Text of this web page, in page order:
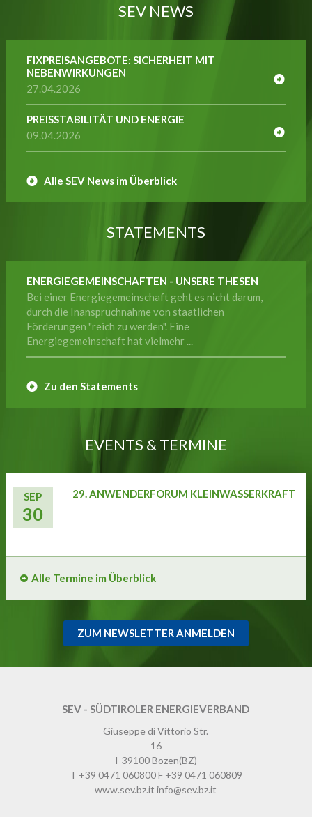
SEV NEWS
FIXPREISANGEBOTE: SICHERHEIT MIT
NEBENWIRKUNGEN
27.04.2026
PREISSTABILITÄT UND ENERGIE
09.04.2026
Alle SEV News im Überblick
STATEMENTS
ENERGIEGEMEINSCHAFTEN - UNSERE THESEN
Bei einer Energiegemeinschaft geht es nicht darum,
durch die Inanspruchnahme von staatlichen
Förderungen "reich zu werden". Eine
Energiegemeinschaft hat vielmehr ...
Zu den Statements
EVENTS & TERMINE
SEP
30
29. ANWENDERFORUM KLEINWASSERKRAFT
Alle Termine im Überblick
ZUM NEWSLETTER ANMELDEN
SEV - SÜDTIROLER ENERGIEVERBAND
Giuseppe di Vittorio Str.
16
I-39100Bozen(BZ)
T +39 0471 060800F +39 0471 060809
www.sev.bz.it info@sev.bz.it